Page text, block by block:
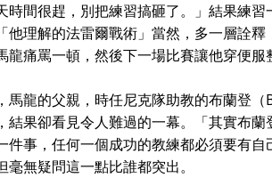
時間很趕，別把練習搞砸了。」結果練
他理解的法雷爾戰術」當然，多一層詮
龍痛罵一頓，然後下一場比賽讓他穿便服
馬龍的父親，時任尼克隊助教的布蘭登
結果卻看見令人難過的一幕。「其實布
件事，任何一個成功的教練都必須要有
毫無疑問這一點比誰都突出。